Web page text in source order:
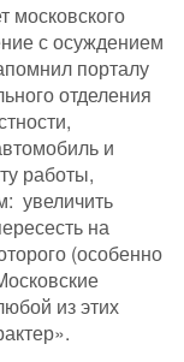
московского
с осуждением
порталу
отделения
и
работы,
увеличить
на
(особенно
из этих